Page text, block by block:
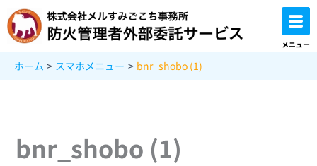
容
を
メニュー
ホーム スマホメニュー bnr_shobo (1)
bnr_shobo (1)